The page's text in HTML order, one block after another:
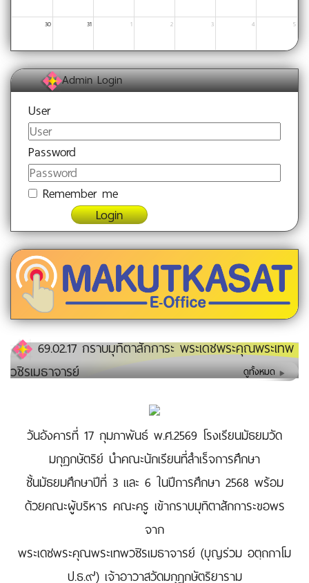
30 31 1 2 3 4 5
Admin Login
User
Password
Remember me
Login
69.02.17 กราบมุทิตาสักการะ พระเดชพระคุณพระเทพ
วชิรเมธาจารย์
ดูทั้งหมด
วันอังคารที่ 17 กุมภาพันธ์ พ.ศ.2569 โรงเรียนมัธยมวัด
มกุฏกษัตริย์ นำคณะนักเรียนที่สำเร็จการศึกษา
ชั้นมัธยมศึกษาปีที่ 3 และ 6 ในปีการศึกษา 2568 พร้อม
ด้วยคณะผู้บริหาร คณะครู เข้ากราบมุทิตาสักการะขอพร
จาก
พระเดชพระคุณพระเทพวชิรเมธาจารย์ (บุญร่วม อตฺถกาโม
ป.ธ.๙) เจ้าอาวาสวัดมกุฏกษัตริยาราม